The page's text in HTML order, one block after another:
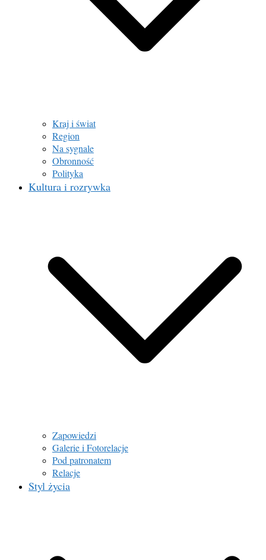
Kraj i świat
Region
Na sygnale
Obronność
Polityka
Kultura i rozrywka
Zapowiedzi
Galerie i Fotorelacje
Pod patronatem
Relacje
Styl życia